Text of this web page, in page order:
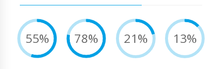
55% 78% 21% 13%